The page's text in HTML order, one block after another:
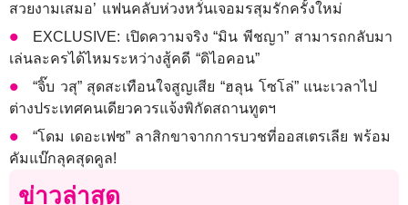
สวยงามเสมอ’ แฟนคลับห่วงหวั่นเจอมรสุมรักครั้งใหม่
EXCLUSIVE: เปิดความจริง “มิน พีชญา” สามารถกลับมา
เล่นละครได้ไหมระหว่างสู้คดี “ดิไอคอน”
“จิ๊บ วสุ” สุดสะเทือนใจสูญเสีย “ฮลุน โซโล่” แนะเวลาไป
ต่างประเทศคนเดียวควรแจ้งพิกัดสถานทูตฯ
“โดม เดอะเฟซ” ลาสิกขาจากการบวชที่ออสเตรเลีย พร้อม
คัมแบ๊กลุคสุดคูล!
ข่าวล่าสุด